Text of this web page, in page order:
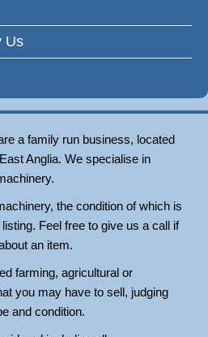
Us
a family run business, located
Anglia. We specialise in
the condition of which is
Feel free to give us a call if
an item.
farming, agricultural or
you may have to sell, judging
and condition.